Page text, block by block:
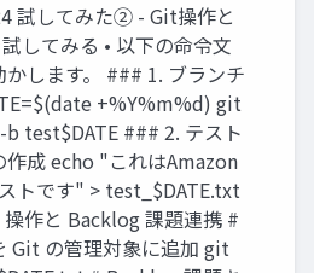
試してみた② - Git操作と
してみる • 以下の命令文
かします。 ### 1. ブランチ
+%Y%m%d) git
test$DATE ### 2. テスト
作成 echo "これはAmazon
トです" > test_$DATE.txt
作と Backlog 課題連携 #
Git の管理対象に追加 git